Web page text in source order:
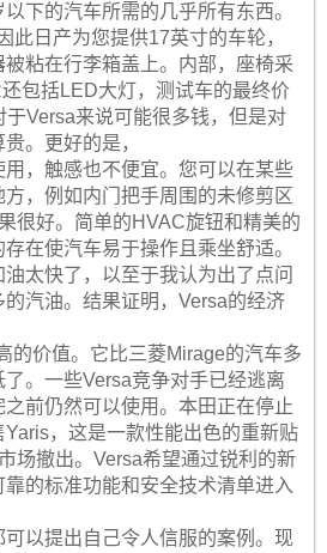
下的汽车所需的几乎所有东西。
此日产为您提供17英寸的车轮，
粘在行李箱盖上。内部，座椅采
包括LED大灯，测试车的最终价
Versa来说可能很多钱，但是对
。更好的是，
，触感也不便宜。您可以在某些
，例如内门把手周围的未修剪区
很好。简单的HVAC旋钮和精美的
在使汽车易于操作且乘坐舒适。
太快了，以至于我认为出了点问
汽油。结果证明，Versa的经济
的价值。它比三菱Mirage的汽车多
。一些Versa竞争对手已经逃离
前仍然可以使用。本田正在停止
，这是一款性能出色的重新贴
场撤出。Versa希望通过锐利的新
的标准功能和安全技术清单进入
以提出自己令人信服的案例。现